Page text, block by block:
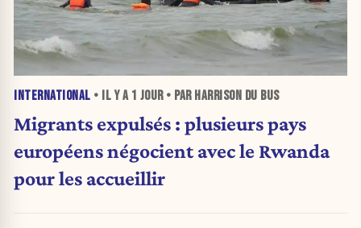
INTERNATIONAL • IL Y A 1 JOUR• PAR HARRISON DU BUS
Migrants expulsés : plusieurs pays
européens négocient avec le Rwanda
pour les accueillir